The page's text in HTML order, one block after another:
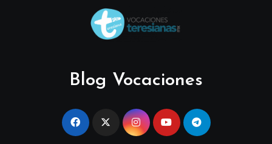
Blog Vocaciones